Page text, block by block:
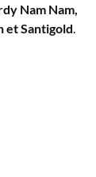
Nam Nam,
et Santigold